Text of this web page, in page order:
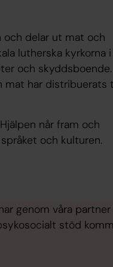
och delar ut mat och
lutherska kyrkorna i
och skyddsboende.
mat har distribuerats
når fram och
och kulturen.
genom våra
stöd